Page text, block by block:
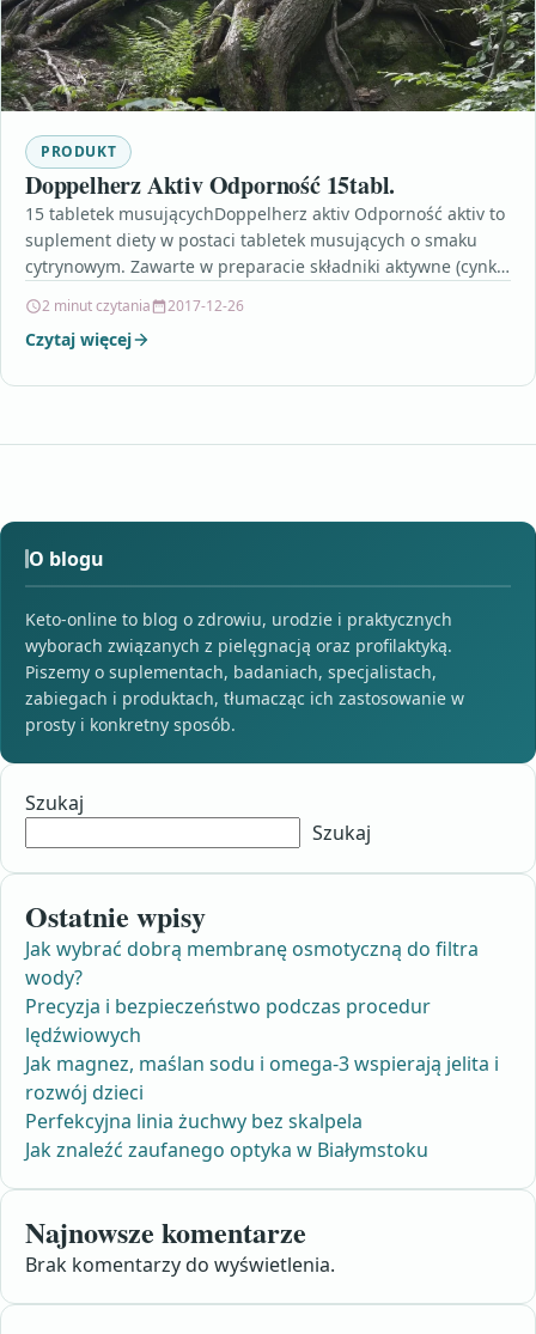
PRODUKT
Doppelherz Aktiv Odporność 15tabl.
15 tabletek musującychDoppelherz aktiv Odporność aktiv to
suplement diety w postaci tabletek musujących o smaku
cytrynowym. Zawarte w preparacie składniki aktywne (cynk,
2 minut czytania 2017-12-26
Czytaj więcej
O blogu
Keto-online to blog o zdrowiu, urodzie i praktycznych
wyborach związanych z pielęgnacją oraz profilaktyką.
Piszemy o suplementach, badaniach, specjalistach,
zabiegach i produktach, tłumacząc ich zastosowanie w
prosty i konkretny sposób.
Szukaj
Szukaj
Ostatnie wpisy
Jak wybrać dobrą membranę osmotyczną do filtra
wody?
Precyzja i bezpieczeństwo podczas procedur
lędźwiowych
Jak magnez, maślan sodu i omega-3 wspierają jelita i
rozwój dzieci
Perfekcyjna linia żuchwy bez skalpela
Jak znaleźć zaufanego optyka w Białymstoku
Najnowsze komentarze
Brak komentarzy do wyświetlenia.